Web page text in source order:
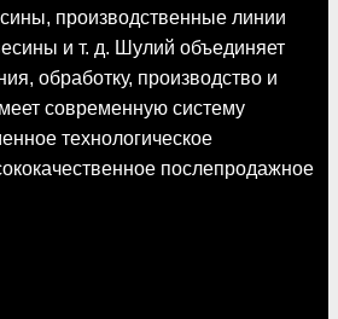
производственные линии
и т. д. Шулий объединяет
обработку, производство и
современную систему
технологическое
послепродажное